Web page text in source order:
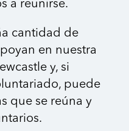
a reunirse.
cantidad de
en nuestra
y, si
puede
que se reúna y